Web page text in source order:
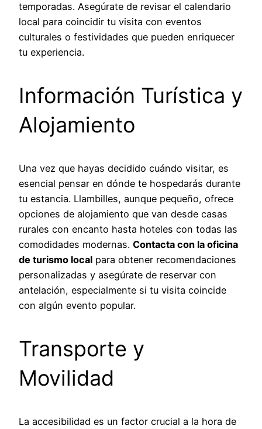
temporadas. Asegúrate de revisar el calendario
local para coincidir tu visita con eventos
culturales o festividades que pueden enriquecer
tu experiencia.
Información Turística y
Alojamiento
Una vez que hayas decidido cuándo visitar, es
esencial pensar en dónde te hospedarás durante
tu estancia. Llambilles, aunque pequeño, ofrece
opciones de alojamiento que van desde casas
rurales con encanto hasta hoteles con todas las
comodidades modernas. Contacta con la oficina
de turismo local para obtener recomendaciones
personalizadas y asegúrate de reservar con
antelación, especialmente si tu visita coincide
con algún evento popular.
Transporte y
Movilidad
La accesibilidad es un factor crucial a la hora de